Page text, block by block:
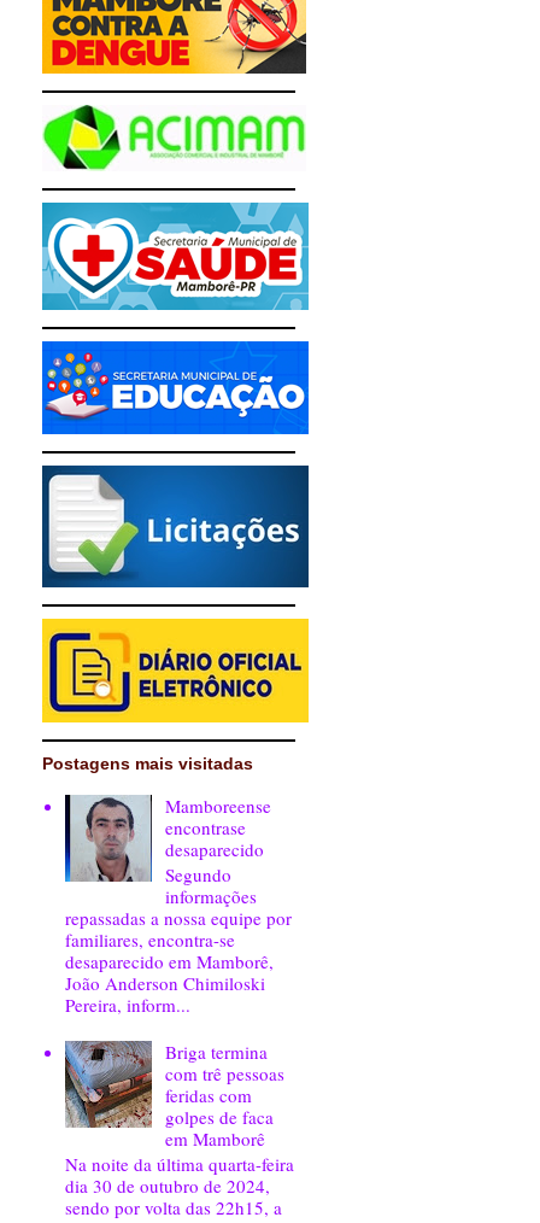
Postagens mais visitadas
Mamboreense
encontrase
desaparecido
Segundo
informações
repassadas a nossa equipe por
familiares, encontra-se
desaparecido em Mamborê,
João Anderson Chimiloski
Pereira, inform...
Briga termina
com trê pessoas
feridas com
golpes de faca
em Mamborê
Na noite da última quarta-feira
dia 30 de outubro de 2024,
sendo por volta das 22h15, a